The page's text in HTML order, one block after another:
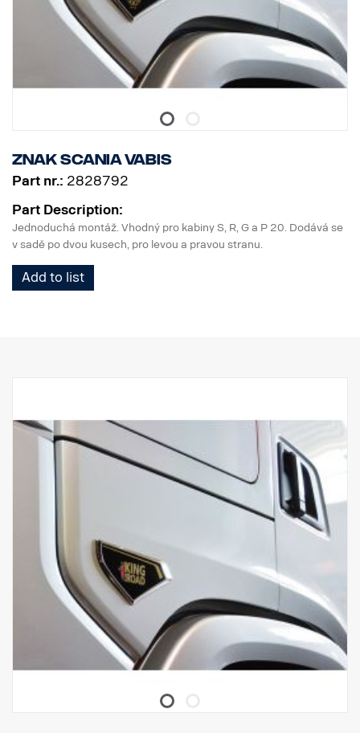
znak Scania Vabis
Part nr.: 2828792
Part Description:
Jednoduchá montáž. Vhodný pro kabiny S, R, G a P 20. Dodává se
v sadě po dvou kusech, pro levou a pravou stranu.
Add to list